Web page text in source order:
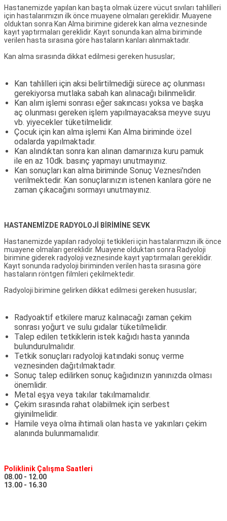
Hastanemizde yapılan kan başta olmak üzere vücut sıvıları tahlilleri
için hastalarımızın ilk önce muayene olmaları gereklidir. Muayene
olduktan sonra Kan Alma birimine giderek kan alma veznesinde
kayıt yaptırmaları gereklidir. Kayıt sonunda kan alma biriminde
verilen hasta sırasına göre hastaların kanları alınmaktadır.
Kan alma sırasında dikkat edilmesi gereken hususlar;
Kan tahlilleri için aksi belirtilmediği sürece aç olunması
gerekiyorsa mutlaka sabah kan alınacağı bilinmelidir.
Kan alım işlemi sonrası eğer sakıncası yoksa ve başka
aç olunması gereken işlem yapılmayacaksa meyve suyu
vb. yiyecekler tüketilmelidir.
Çocuk için kan alma işlemi Kan Alma biriminde özel
odalarda yapılmaktadır.
Kan alındıktan sonra kan alınan damarınıza kuru pamuk
ile en az 10dk. basınç yapmayı unutmayınız.
Kan sonuçları kan alma biriminde Sonuç Veznesi'nden
verilmektedir. Kan sonuçlarınızın istenen kanlara göre ne
zaman çıkacağını sormayı unutmayınız.
HASTANEMİZDE RADYOLOJİ BİRİMİNE SEVK
Hastanemizde yapılan radyoloji tetkikleri için hastalarımızın ilk önce
muayene olmaları gereklidir. Muayene olduktan sonra Radyoloji
birimine giderek radyoloji veznesinde kayıt yaptırmaları gereklidir.
Kayıt sonunda radyoloji biriminden verilen hasta sırasına göre
hastaların röntgen filmleri çekilmektedir.
Radyoloji birimine gelirken dikkat edilmesi gereken hususlar;
Radyoaktif etkilere maruz kalınacağı zaman çekim
sonrası yoğurt ve sulu gıdalar tüketilmelidir.
Talep edilen tetkiklerin istek kağıdı hasta yanında
bulundurulmalıdır.
Tetkik sonuçları radyoloji katındaki sonuç verme
veznesinden dağıtılmaktadır.
Sonuç talep edilirken sonuç kağıdınızın yanınızda olması
önemlidir.
Metal eşya veya takılar takılmamalıdır.
Çekim sırasında rahat olabilmek için serbest
giyinilmelidir.
Hamile veya olma ihtimali olan hasta ve yakınları çekim
alanında bulunmamalıdır.
Poliklinik Çalışma Saatleri
08.00 - 12.00
13.00 - 16.30